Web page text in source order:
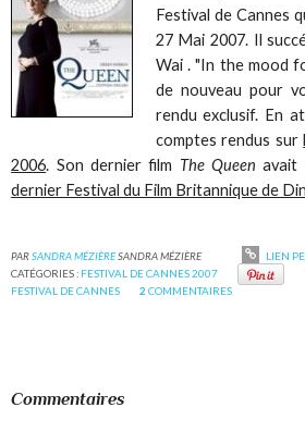
Festival de Cannes
27 Mai 2007. Il
Wai . "In the mood
de nouveau pour
rendu exclusif. En
comptes rendus sur
2006. Son dernier film The Queen avait
dernier Festival du Film Britannique de
PARSANDRA MÉZIÈRESANDRA MÉZIÈRE LIEN
CATÉGORIES : FESTIVAL DE CANNES 2007
FESTIVAL DE CANNES
2 COMMENTAIRES
Commentaires